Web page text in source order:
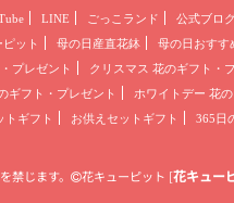
LINE ごっこランド
公式ブロ
ット 母の日産直花鉢 母の日おすす
プレゼント クリスマス 花のギフト・
ギフト・プレゼント
ホワイトデー 花
トギフト お供えセットギフト 365日
禁じます。 花キューピット [花キュー